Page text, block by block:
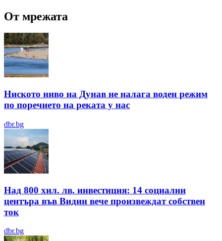
От мрежата
Ниското ниво на Дунав не налага воден режим
по поречието на реката у нас
dbr.bg
Над 800 хил. лв. инвестиция: 14 социални
центъра във Видин вече произвеждат собствен
ток
dbr.bg